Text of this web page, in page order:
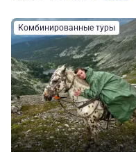
Комбинированные туры